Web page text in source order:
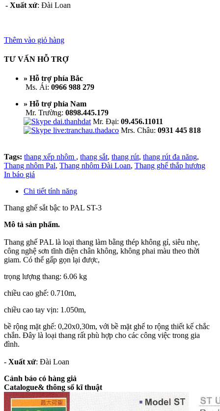
- Xuất xứ: Đài Loan
Thêm vào giỏ hàng
TƯ VẤN HỖ TRỢ
» Hỗ trợ phía Bắc
Ms. Ái: 0966 988 279
» Hỗ trợ phía Nam
Mr. Trường: 0898.445.179
Mr. Đại: 09.456.11011
Mrs. Châu: 0931 445 818
Tags: thang xếp nhôm , thang sắt, thang rút, thang rút đa năng,
Thang nhôm Pal, Thang nhôm Đài Loan, Thang ghế thắp hương
In báo giá
Chi tiết tính năng
Thang ghế sắt bậc to PAL ST-3
Mô tả sản phẩm.
Thang ghế PAL là loại thang làm bằng thép không gỉ, siêu nhẹ,
công nghệ sơn tĩnh điện chân không, không phai màu theo thời
giam. Có thể gấp gọn lại được,
trọng lượng thang: 6.06 kg
chiều cao ghế: 0.710m,
chiều cao tay vịn: 1.050m,
bề rộng mặt ghế: 0,20x0,30m, với bề mặt ghế to rộng thiết kế chắc
chắn. Đây là loại thang rất phù hợp cho các công việc trong gia
đình.
- Xuất xứ: Đài Loan
Cảnh báo có hàng giả
Catalogue& thông số kĩ thuật